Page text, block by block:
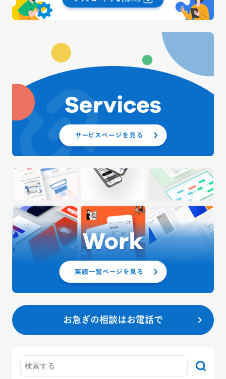
お急ぎの相談はお電話で